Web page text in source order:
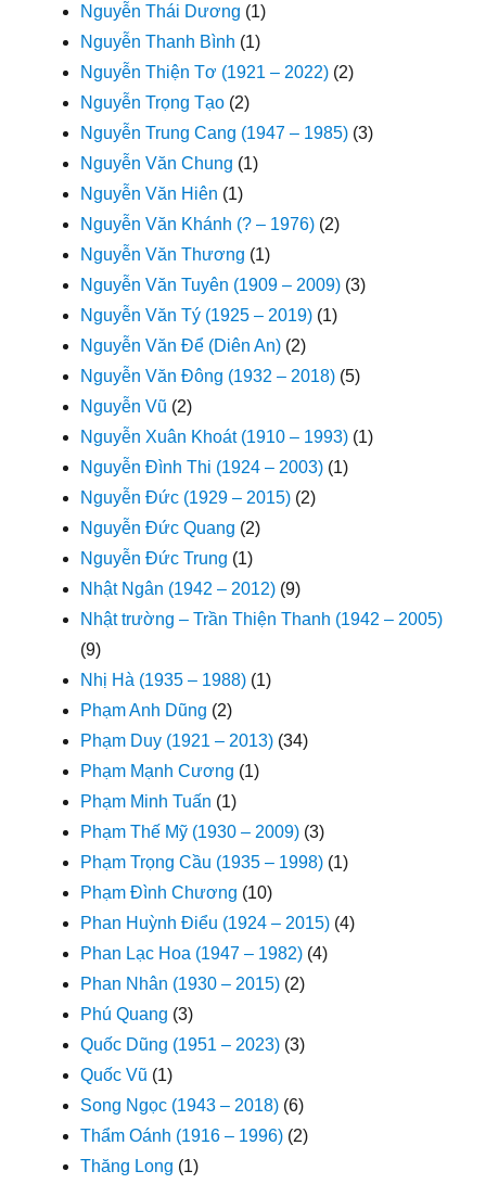
Nguyễn Thái Dương (1)
Nguyễn Thanh Bình (1)
Nguyễn Thiện Tơ (1921 – 2022) (2)
Nguyễn Trọng Tạo (2)
Nguyễn Trung Cang (1947 – 1985) (3)
Nguyễn Văn Chung (1)
Nguyễn Văn Hiên (1)
Nguyễn Văn Khánh (? – 1976) (2)
Nguyễn Văn Thương (1)
Nguyễn Văn Tuyên (1909 – 2009) (3)
Nguyễn Văn Tý (1925 – 2019) (1)
Nguyễn Văn Để (Diên An) (2)
Nguyễn Văn Đông (1932 – 2018) (5)
Nguyễn Vũ (2)
Nguyễn Xuân Khoát (1910 – 1993) (1)
Nguyễn Đình Thi (1924 – 2003) (1)
Nguyễn Đức (1929 – 2015) (2)
Nguyễn Đức Quang (2)
Nguyễn Đức Trung (1)
Nhật Ngân (1942 – 2012) (9)
Nhật trường – Trần Thiện Thanh (1942 – 2005)
(9)
Nhị Hà (1935 – 1988) (1)
Phạm Anh Dũng (2)
Phạm Duy (1921 – 2013) (34)
Phạm Mạnh Cương (1)
Phạm Minh Tuấn (1)
Phạm Thế Mỹ (1930 – 2009) (3)
Phạm Trọng Cầu (1935 – 1998) (1)
Phạm Đình Chương (10)
Phan Huỳnh Điểu (1924 – 2015) (4)
Phan Lạc Hoa (1947 – 1982) (4)
Phan Nhân (1930 – 2015) (2)
Phú Quang (3)
Quốc Dũng (1951 – 2023) (3)
Quốc Vũ (1)
Song Ngọc (1943 – 2018) (6)
Thẩm Oánh (1916 – 1996) (2)
Thăng Long (1)